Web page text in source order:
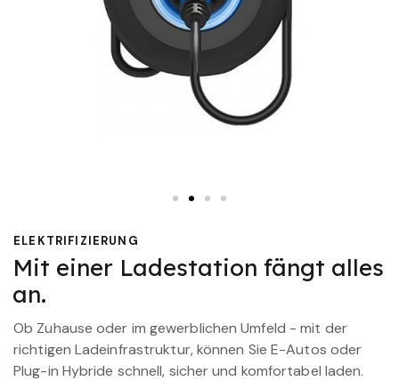
ELEKTRIFIZIERUNG
Mit einer Ladestation fängt alles
an.
Ob Zuhause oder im gewerblichen Umfeld - mit der
richtigen Ladeinfrastruktur, können Sie E-Autos oder
Plug-in Hybride schnell, sicher und komfortabel laden.